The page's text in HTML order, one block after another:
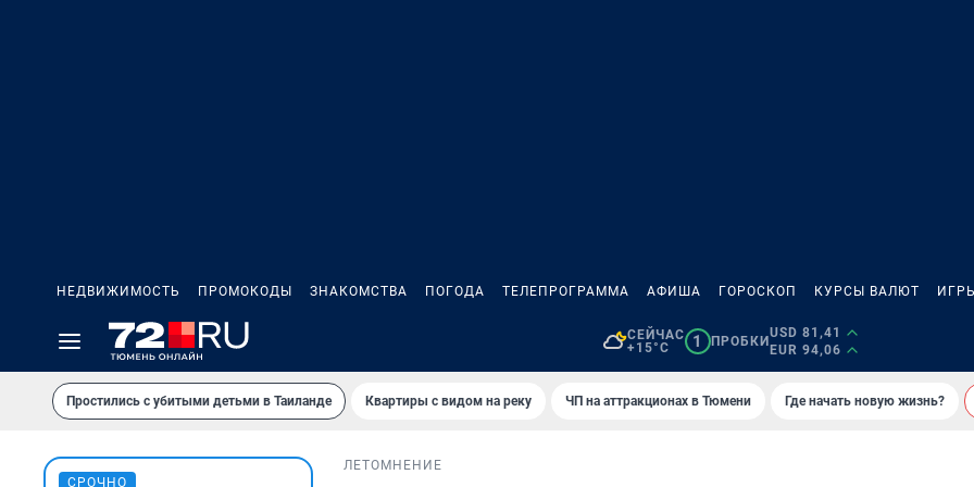
НЕДВИЖИМОСТЬ ПРОМОКОДЫ ЗНАКОМСТВА ПОГОДА ТЕЛЕПРОГРАММА АФИША ГОРОСКОП КУРСЫ ВАЛЮТ ИГРЫ
СЕЙЧАС
+15°C
1 ПРОБКИ
USD 81,41
EUR 94,06
Простились с убитыми детьми в Таиланде Квартиры с видом на реку ЧП на аттракционах в Тюмени Где начать новую жизнь?
СРОЧНО
ЛЕТО МНЕНИЕ